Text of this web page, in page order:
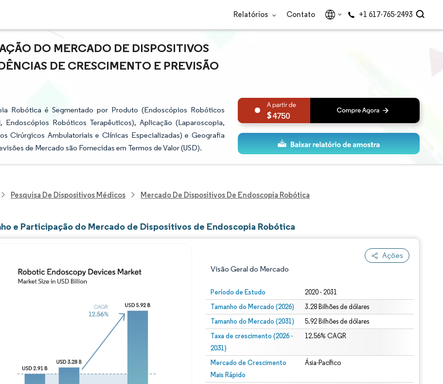
Relatórios Contato +1 617-765-2493
DO MERCADO DE DISPOSITIVOS
DE CRESCIMENTO E PREVISÃO
Robótica é Segmentado por Produto (Endoscópios Robóticos
Robóticos Terapêuticos), Aplicação (Laparoscopia,
Cirúrgicos Ambulatoriais e Clínicas Especializadas) e Geografia
de Mercado são Fornecidas em Termos de Valor (USD).
4750
Pesquisa De Dispositivos Médicos Mercado De Dispositivos De Endoscopia Robótica
e Participação do Mercado de Dispositivos de Endoscopia Robótica
Ações
Visão Geral do Mercado
Período de Estudo 2020 - 2031
Tamanho do Mercado (2026) 3.28 Bilhões de dólares
Tamanho do Mercado (2031) 5.92 Bilhões de dólares
Taxa de crescimento (2026 -
2031)
12.56% CAGR
Mercado de Crescimento
Mais Rápido
Ásia-Pacífico
Imagem © Mordor Intelligence. O reuso requer atribuição conforme CC BY 4.0.